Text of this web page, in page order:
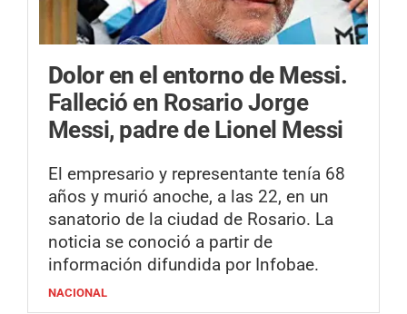
Dolor en el entorno de Messi.
Falleció en Rosario Jorge
Messi, padre de Lionel Messi
El empresario y representante tenía 68
años y murió anoche, a las 22, en un
sanatorio de la ciudad de Rosario. La
noticia se conoció a partir de
información difundida por Infobae.
NACIONAL